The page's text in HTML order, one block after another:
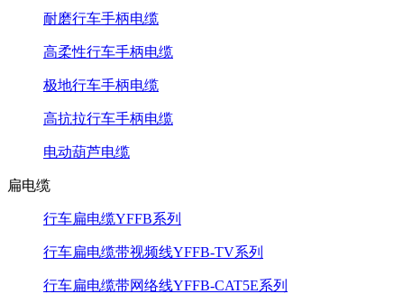
耐磨行车手柄电缆
高柔性行车手柄电缆
极地行车手柄电缆
高抗拉行车手柄电缆
电动葫芦电缆
扁电缆
行车扁电缆YFFB系列
行车扁电缆带视频线YFFB-TV系列
行车扁电缆带网络线YFFB-CAT5E系列